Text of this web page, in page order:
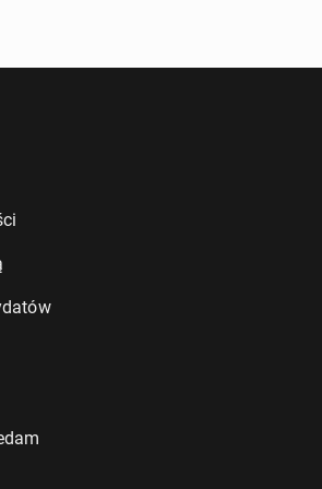
po drze­wach!
z klifów zna­le­zio­no jaja di­no­